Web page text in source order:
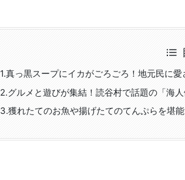
1.真っ黒スープにイカがごろごろ！地元民に
2.グルメと遊びが集結！読谷村で話題の「海
3.獲れたてのお魚や揚げたてのてんぷらを堪